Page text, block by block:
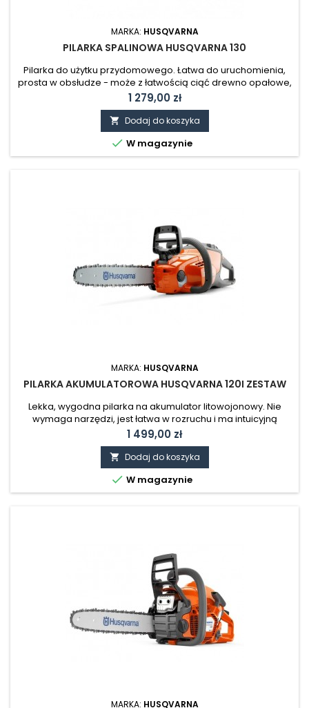
MARKA: HUSQVARNA
PILARKA SPALINOWA HUSQVARNA 130
Pilarka do użytku przydomowego. Łatwa do uruchomienia,
prosta w obsłudze - może z łatwością ciąć drewno opałowe,
przycinaniu, a nawet ścinać niewielkie drzewa.
Cena
1 279,00 zł
 Dodaj do koszyka
 W magazynie
MARKA: HUSQVARNA
PILARKA AKUMULATOROWA HUSQVARNA 120I ZESTAW
Lekka, wygodna pilarka na akumulator litowojonowy. Nie
wymaga narzędzi, jest łatwa w rozruchu i ma intuicyjną
klawiaturę. Zawiera baterię Bli 20 i ładowarkę QC 80.
Cena
1 499,00 zł
 Dodaj do koszyka
 W magazynie
MARKA: HUSQVARNA